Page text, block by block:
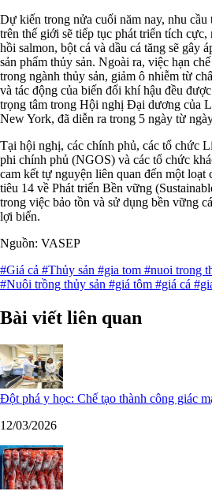
Dự kiến trong nửa cuối năm nay, nhu cầu
trên thế giới sẽ tiếp tục phát triển tích cực,
hồi salmon, bột cá và dầu cá tăng sẽ gây
sản phẩm thủy sản. Ngoài ra, việc hạn
trong ngành thủy sản, giảm ô nhiễm từ
và tác động của biến đổi khí hậu đều
trọng tâm trong Hội nghị Đại dương của
New York, đã diễn ra trong 5 ngày từ
Tại hội nghị, các chính phủ, các tổ chức
phi chính phủ (NGOS) và các tổ chức
cam kết tự nguyện liên quan đến một loạt
tiêu 14 về Phát triển Bền vững
trong việc bảo tồn và sử dụng bền vững
lợi biển.
Nguồn: VASEP
#Giá cả #Thủy sản #gia tom #nuoi trong
#Nuôi trồng thủy sản #giá tôm #giá cá
Bài viết liên quan
Đột phá y học: Chế tạo thành công giác
12/03/2026